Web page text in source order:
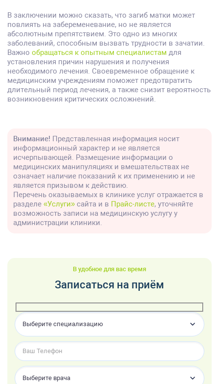
В заключении можно сказать, что загиб матки может
повлиять на забеременевание, но не является
абсолютным препятствием. Это одно из многих
заболеваний, способным вызвать трудности в зачатии.
Важно обращаться к опытным специалистам для
установления причин нарушения и получения
необходимого лечения. Своевременное обращение к
медицинским учреждениям поможет предотвратить
длительный период лечения, а также снизит вероятность
возникновения критических осложнений.
Внимание! Представленная информация носит
информационный характер и не является
исчерпывающей. Размещение информации о
медицинских манипуляциях и вмешательствах не
означает наличие показаний к их применению и не
является призывом к действию.
Перечень оказываемых в клинике услуг отражается в
разделе «Услуги» сайта и в Прайс-листе, уточняйте
возможность записи на медицинскую услугу у
администрации клиники.
В удобное для вас время
Записаться на приём
Выберите специализацию
Выберите врача